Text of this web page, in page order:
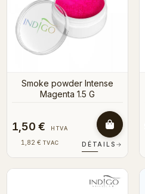
Smoke powder Intense
Magenta 1.5 G
1,50 € HTVA
1,82 € TVAC DÉTAILS →